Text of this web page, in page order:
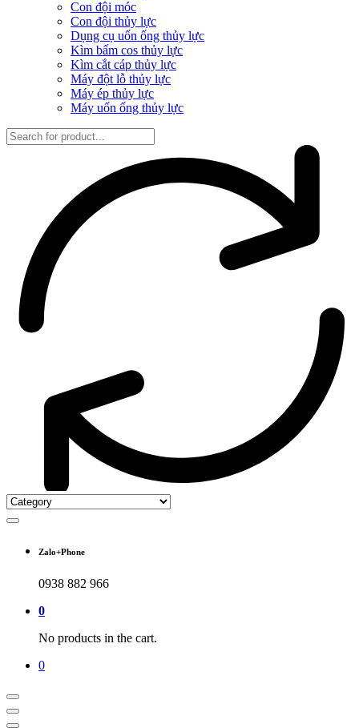
Con đội móc
Con đội thủy lực
Dụng cụ uốn ống thủy lực
Kìm bấm cos thủy lực
Kìm cắt cáp thủy lực
Máy đột lỗ thủy lực
Máy ép thủy lực
Máy uốn ống thủy lực
Zalo+Phone
0938 882 966
0
No products in the cart.
0